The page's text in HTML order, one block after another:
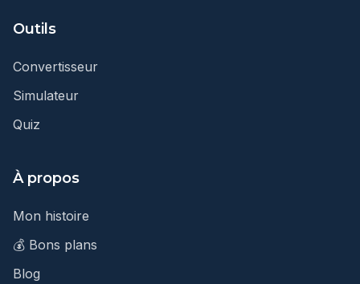
Outils
Convertisseur
Simulateur
Quiz
À propos
Mon histoire
💰 Bons plans
Blog